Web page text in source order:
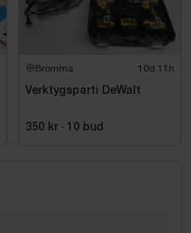
Bromma 10d 11h
Verktygsparti DeWalt
350 kr · 10 bud